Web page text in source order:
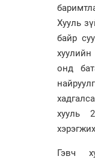
Хууль
байр
онд
хууль
Гэвч